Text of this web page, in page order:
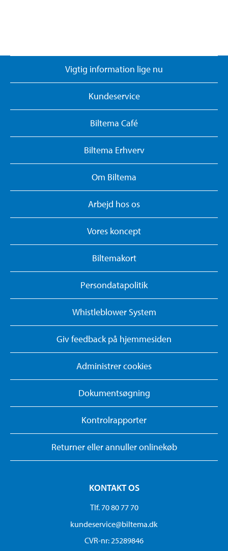
Vigtig information lige nu
Kundeservice
Biltema Café
Biltema Erhverv
Om Biltema
Arbejd hos os
Vores koncept
Biltemakort
Persondatapolitik
Whistleblower System
Giv feedback på hjemmesiden
Administrer cookies
Dokumentsøgning
Kontrolrapporter
Returner eller annuller onlinekøb
KONTAKT OS
Tlf. 70 80 77 70
kundeservice@biltema.dk
CVR-nr: 25289846